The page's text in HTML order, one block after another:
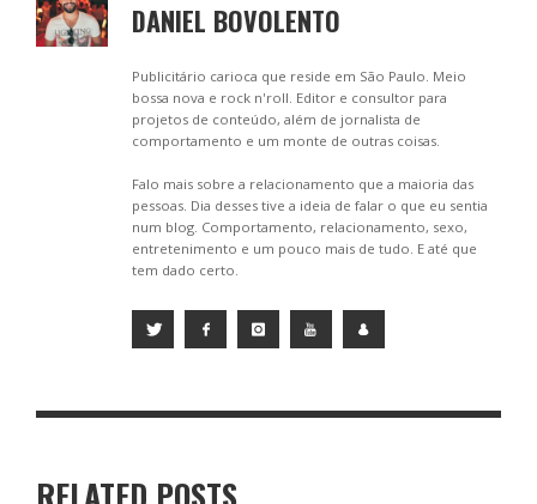
DANIEL BOVOLENTO
Publicitário carioca que reside em São Paulo. Meio
bossa nova e rock n'roll. Editor e consultor para
projetos de conteúdo, além de jornalista de
comportamento e um monte de outras coisas.
Falo mais sobre a relacionamento que a maioria das
pessoas. Dia desses tive a ideia de falar o que eu sentia
num blog. Comportamento, relacionamento, sexo,
entretenimento e um pouco mais de tudo. E até que
tem dado certo.